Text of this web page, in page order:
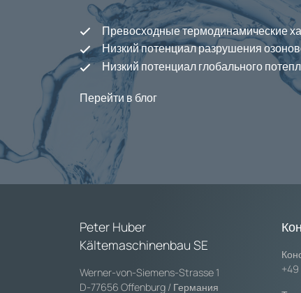
Превосходные термодинамические
Низкий потенциал разрушения
Низкий потенциал глобального
Перейти в блог
Peter Huber
Kältemaschinenbau SE
Werner-von-Siemens-Strasse 1
D-77656 Offenburg / Германия
+49